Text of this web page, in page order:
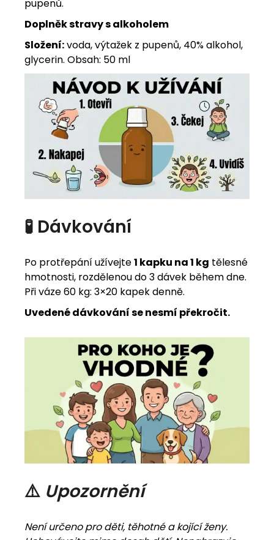
pupenů.
Doplněk stravy s alkoholem
Složení:voda, výtažek z pupenů, 40% alkohol,
glycerin. Obsah: 50 ml
🧪 Dávkování
Po protřepání užívejte1 kapku na 1 kg tělesné
hmotnosti, rozdělenou do 3 dávek během dne.
Při váze 60 kg: 3×20 kapek denně.
Uvedené dávkování se nesmí překročit.
⚠️ Upozornění
Není určeno pro děti, těhotné a kojící ženy.